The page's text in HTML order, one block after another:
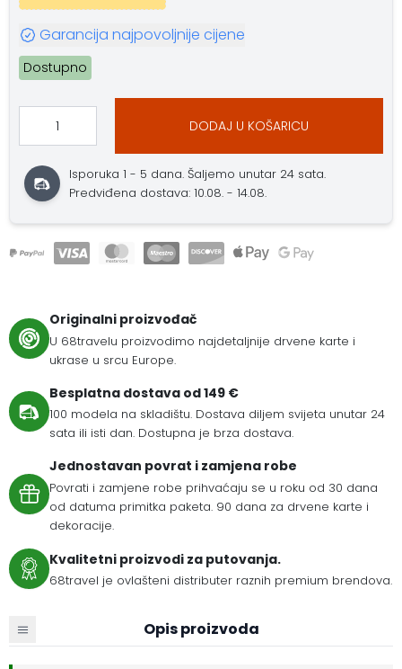
Garancija najpovoljnije cijene
Dostupno
DODAJ U KOŠARICU
Isporuka 1 - 5 dana. Šaljemo unutar 24 sata.
Predviđena dostava: 10.08. - 14.08.
Originalni proizvođač
U 68travelu proizvodimo najdetaljnije drvene karte i
ukrase u srcu Europe.
Besplatna dostava od 149 €
100 modela na skladištu. Dostava diljem svijeta unutar 24
sata ili isti dan. Dostupna je brza dostava.
Jednostavan povrat i zamjena robe
Povrati i zamjene robe prihvaćaju se u roku od 30 dana
od datuma primitka paketa. 90 dana za drvene karte i
dekoracije.
Kvalitetni proizvodi za putovanja.
68travel je ovlašteni distributer raznih premium brendova.
Opis proizvoda